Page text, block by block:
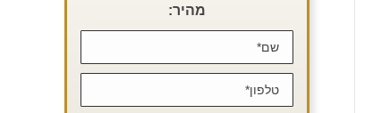
מהיר: